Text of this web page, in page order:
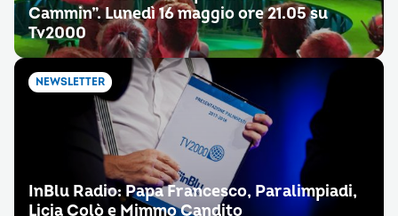
Cammin”. Lunedì 16 maggio ore 21.05 su
Tv2000
NEWSLETTER
InBlu Radio: Papa Francesco, Paralimpiadi,
Licia Colò e Mimmo Candito